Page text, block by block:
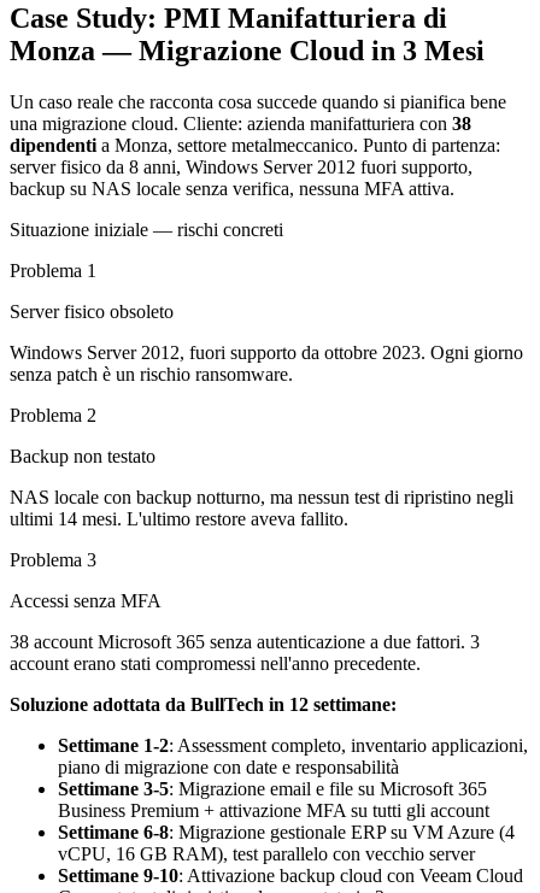
Case Study: PMI Manifatturiera di
Monza — Migrazione Cloud in 3 Mesi
Un caso reale che racconta cosa succede quando si pianifica bene
una migrazione cloud. Cliente: azienda manifatturiera con 38
dipendenti a Monza, settore metalmeccanico. Punto di partenza:
server fisico da 8 anni, Windows Server 2012 fuori supporto,
backup su NAS locale senza verifica, nessuna MFA attiva.
Situazione iniziale — rischi concreti
Problema 1
Server fisico obsoleto
Windows Server 2012, fuori supporto da ottobre 2023. Ogni giorno
senza patch è un rischio ransomware.
Problema 2
Backup non testato
NAS locale con backup notturno, ma nessun test di ripristino negli
ultimi 14 mesi. L'ultimo restore aveva fallito.
Problema 3
Accessi senza MFA
38 account Microsoft 365 senza autenticazione a due fattori. 3
account erano stati compromessi nell'anno precedente.
Soluzione adottata da BullTech in 12 settimane:
Settimane 1-2: Assessment completo, inventario applicazioni,
piano di migrazione con date e responsabilità
Settimane 3-5: Migrazione email e file su Microsoft 365
Business Premium + attivazione MFA su tutti gli account
Settimane 6-8: Migrazione gestionale ERP su VM Azure (4
vCPU, 16 GB RAM), test parallelo con vecchio server
Settimane 9-10: Attivazione backup cloud con Veeam Cloud